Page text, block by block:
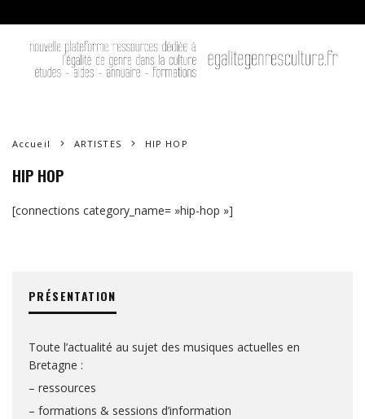
Accueil ARTISTES HIP HOP
HIP HOP
[connections category_name= »hip-hop »]
PRÉSENTATION
Toute l’actualité au sujet des musiques actuelles en
Bretagne :
– ressources
– formations & sessions d’information